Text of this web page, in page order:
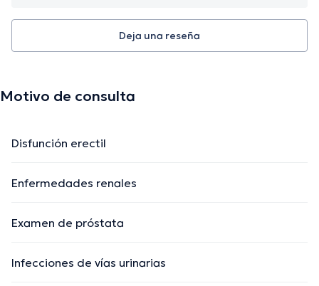
Deja una reseña
Motivo de consulta
Disfunción erectil
Enfermedades renales
Examen de próstata
Infecciones de vías urinarias